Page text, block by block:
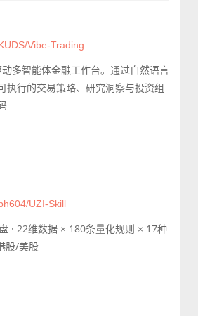
Vibe-Trading
多智能体金融工作台。通过自然语言
执行的交易策略、研究洞察与投资组
UZI-Skill
· 22维数据 × 180条量化规则 × 17种
股/美股